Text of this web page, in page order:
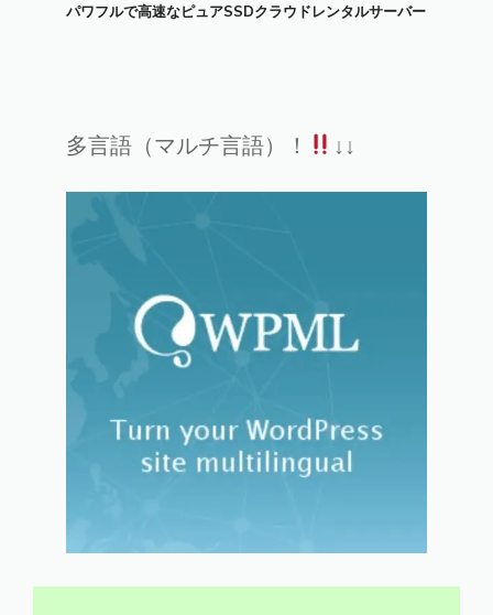
パワフルで高速なピュアSSDクラウドレンタルサーバー
多言語（マルチ言語）！ ↓↓